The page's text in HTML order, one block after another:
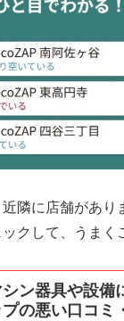
隣に店舗があり
クして、うまく
シン器具や設備
の悪い口コミ